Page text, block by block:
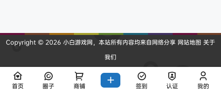
Copyright © 2026 小白游戏网，本站所有内容均来自网络分享 网站地图 关于
我们
查询 16 次，耗时 0.2130 秒
首页
圈子 商铺 签到 认证 我的